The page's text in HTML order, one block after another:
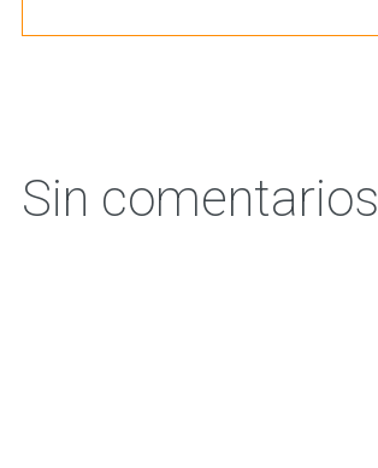
Sin comentarios